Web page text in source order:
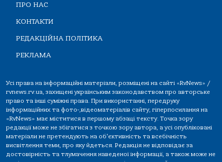
ПРО НАС
КОНТАКТИ
РЕДАКЦІЙНА ПОЛІТИКА
РЕКЛАМА
Усі права на інформаційні матеріали, розміщені на сайті «RvNews» /
rvnews.rv.ua, захищені українським законодавством про авторське
право та інші суміжні права. При використанні, передруку
інформаційних та фото-,відеоматеріалів сайту, гіперпосилання на
«RvNews» має міститися в першому абзаці тексту. Точка зору
редакції може не збігатися з точкою зору автора, а усі опубліковані
матеріали не претендують на об'єктивність та всебічність
висвітлення теми, про яку йдеться. Редакція не відповідає за
достовірність та тлумачення наведеної інформації, а також може не